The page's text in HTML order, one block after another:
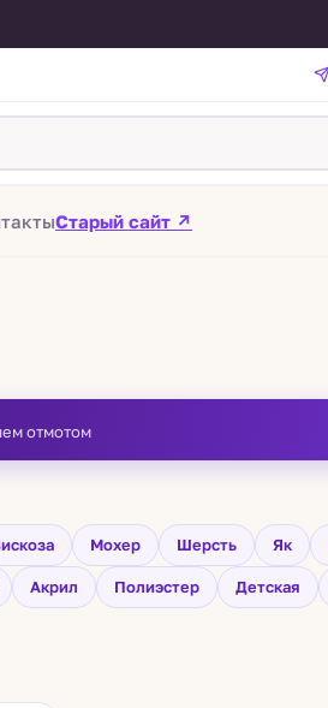
Старый сайт ↗
отмотом
Мохер Шерсть Як
Акрил Полиэстер Детская